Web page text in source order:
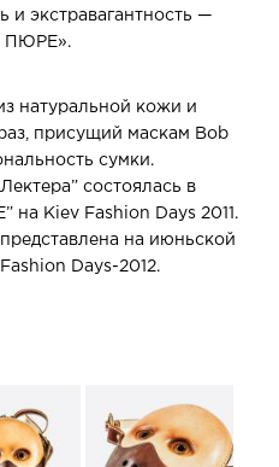
и экстравагантность —
ПЮРЕ».
натуральной кожи и
присущий маскам Bob
сумки.
состоялась в
на Kiev Fashion Days 2011.
на июньской
Days-2012.